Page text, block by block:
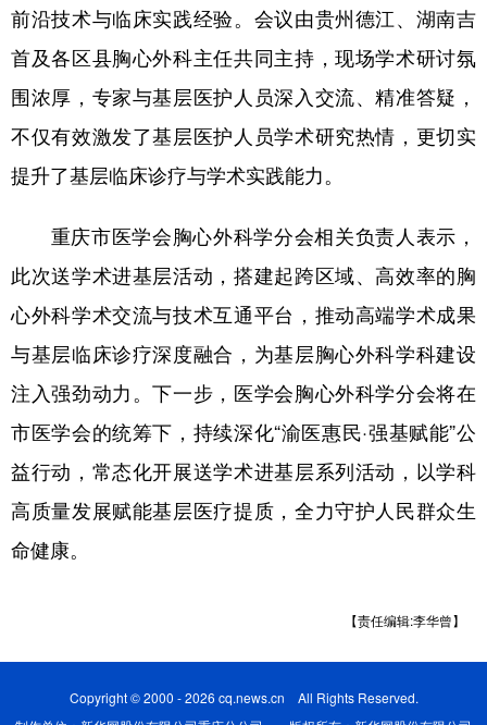
前沿技术与临床实践经验。会议由贵州德江、湖南吉
首及各区县胸心外科主任共同主持，现场学术研讨氛
围浓厚，专家与基层医护人员深入交流、精准答疑，
不仅有效激发了基层医护人员学术研究热情，更切实
提升了基层临床诊疗与学术实践能力。
重庆市医学会胸心外科学分会相关负责人表示，
此次送学术进基层活动，搭建起跨区域、高效率的胸
心外科学术交流与技术互通平台，推动高端学术成果
与基层临床诊疗深度融合，为基层胸心外科学科建设
注入强劲动力。下一步，医学会胸心外科学分会将在
市医学会的统筹下，持续深化“渝医惠民·强基赋能”公
益行动，常态化开展送学术进基层系列活动，以学科
高质量发展赋能基层医疗提质，全力守护人民群众生
命健康。
【责任编辑:李华曾】
Copyright © 2000 - 2026 cq.news.cn All Rights Reserved.